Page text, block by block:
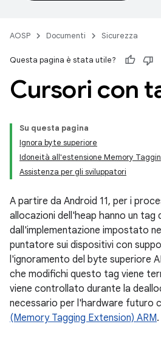
AOSP Documenti Sicurezza
Questa pagina è stata utile?
Cursori con
Su questa pagina
Ignora byte superiore
Idoneità all'estensione Memory
Assistenza per gli sviluppatori
A partire da Android 11, per i
allocazioni dell'heap hanno un tag
dall'implementazione impostato
puntatore sui dispositivi con
l'ignoramento del byte superiore
che modifichi questo tag viene
viene controllato durante la
necessario per l'hardware futuro
(Memory Tagging Extension) ARM.